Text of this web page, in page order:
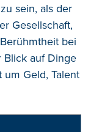
sein, als der
Gesellschaft,
bei
Blick auf Dinge
Geld, Talent